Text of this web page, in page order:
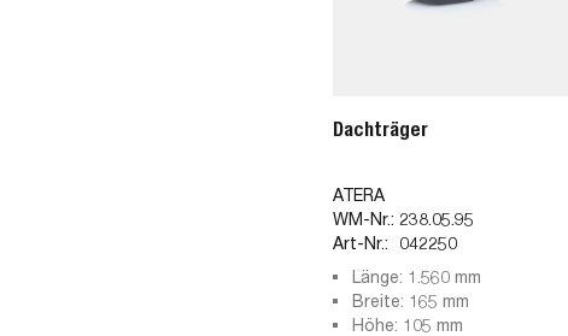
Dachträger
ATERA
WM-Nr.: 238.05.95
Art-Nr.:
042250
Länge: 1.560 mm
Breite: 165 mm
Höhe: 105 mm